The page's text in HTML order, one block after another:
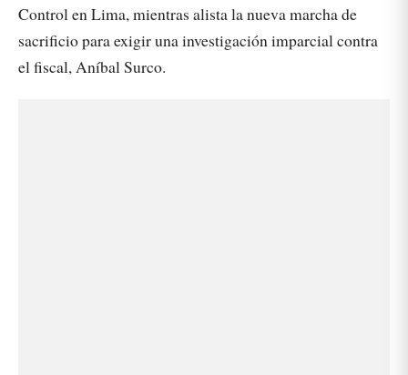
Control en Lima, mientras alista la nueva marcha de
sacrificio para exigir una investigación imparcial contra
el fiscal, Aníbal Surco.